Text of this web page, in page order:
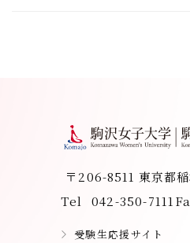
〒206-8511 東京都
Tel
042-350-7111
受験生応援サイト